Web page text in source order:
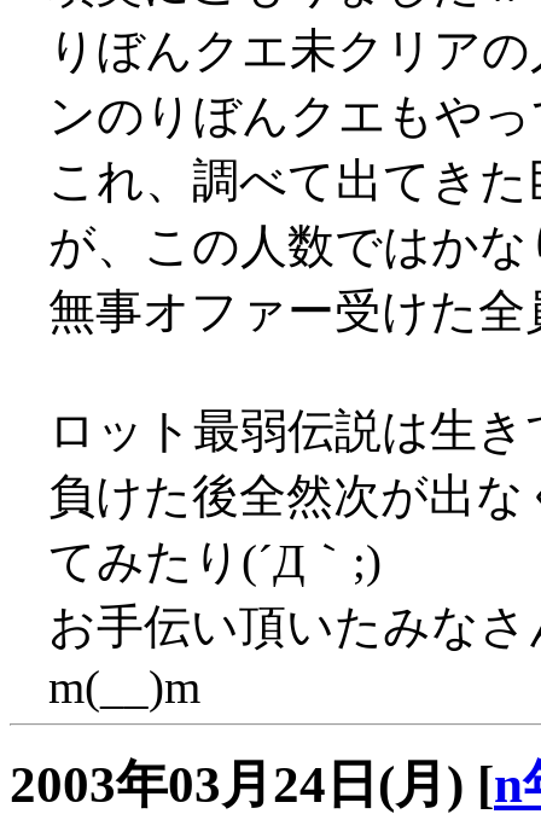
りぼんクエ未クリア
ンのりぼんクエもや
これ、調べて出てき
が、この人数ではかな
無事オファー受けた
ロット最弱伝説は生
負けた後全然次が出
てみたり(´Д｀;)
お手伝い頂いたみな
m(__)m
2003年03月24日(月) [n